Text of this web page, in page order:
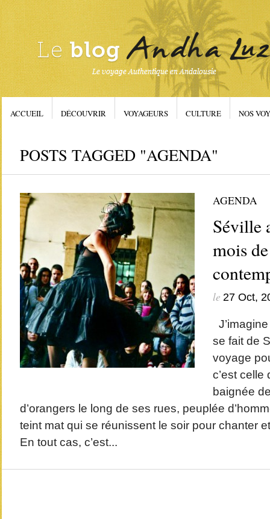
ACCUEIL DÉCOUVRIR VOYAGEURS CULTURE NOS
POSTS TAGGED "AGENDA"
AGENDA
Séville
mois
le 27 Oct,
se fait de
voyage
c’est celle
baignée
d’orangers le long de ses rues, peuplée
teint mat qui se réunissent le soir pour chanter
En tout cas, c’est...